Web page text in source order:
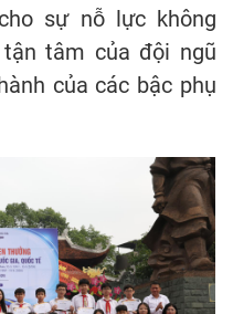
sự nỗ lực không
tâm của đội ngũ
của các bậc phụ